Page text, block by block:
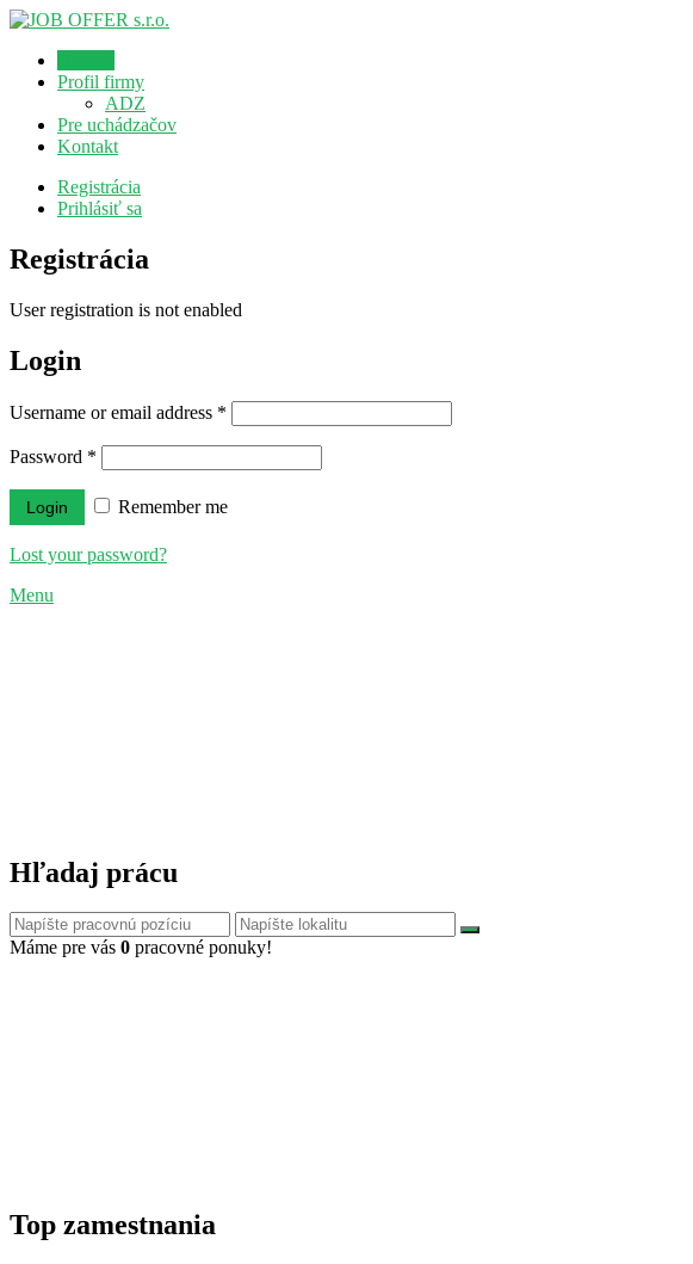
Profil firmy
ADZ
Pre uchádzačov
Kontakt
Registrácia
Prihlásiť sa
Registrácia
User registration is not enabled
Login
Username or email address *
Password *
Remember me
Lost your password?
Menu
Hľadaj prácu
Máme pre vás 0 pracovné ponuky!
Top zamestnania